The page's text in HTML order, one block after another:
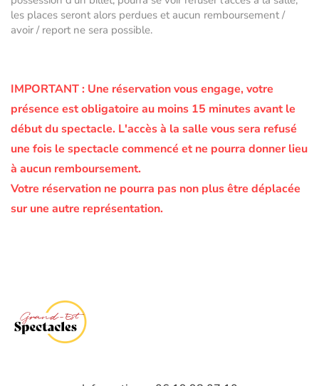
les places seront alors perdues et aucun remboursement /
avoir / report ne sera possible.
IMPORTANT : Une réservation vous engage, votre
présence est obligatoire au moins 15 minutes avant le
début du spectacle. L'accès à la salle vous sera refusé
une fois le spectacle commencé et ne pourra donner lieu
à aucun remboursement.
Votre réservation ne pourra pas non plus être déplacée
sur une autre représentation.